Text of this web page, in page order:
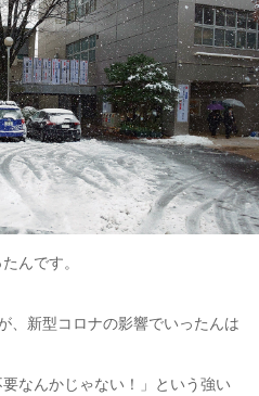
んです。
、新型コロナの影響でいったんは
なんかじゃない！」という強い